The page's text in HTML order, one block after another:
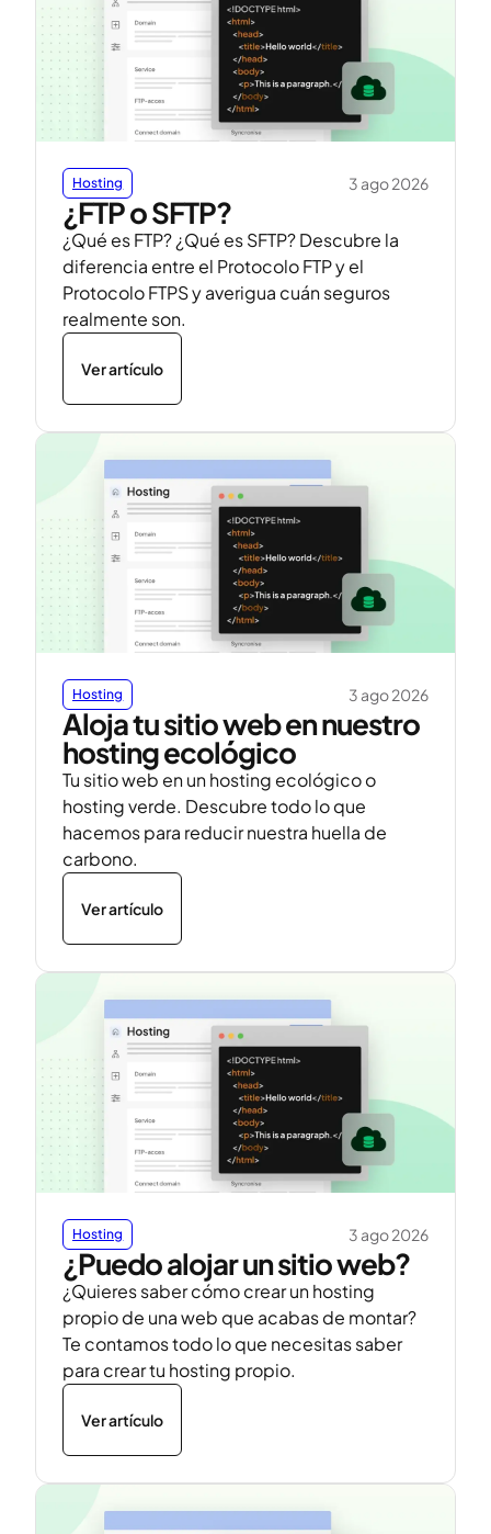
Hosting 3 ago 2026
¿FTP o SFTP?
¿Qué es FTP? ¿Qué es SFTP? Descubre la
diferencia entre el Protocolo FTP y el
Protocolo FTPS y averigua cuán seguros
realmente son.
Ver artículo
Hosting 3 ago 2026
Aloja tu sitio web en nuestro
hosting ecológico
Tu sitio web en un hosting ecológico o
hosting verde. Descubre todo lo que
hacemos para reducir nuestra huella de
carbono.
Ver artículo
Hosting 3 ago 2026
¿Puedo alojar un sitio web?
¿Quieres saber cómo crear un hosting
propio de una web que acabas de montar?
Te contamos todo lo que necesitas saber
para crear tu hosting propio.
Ver artículo